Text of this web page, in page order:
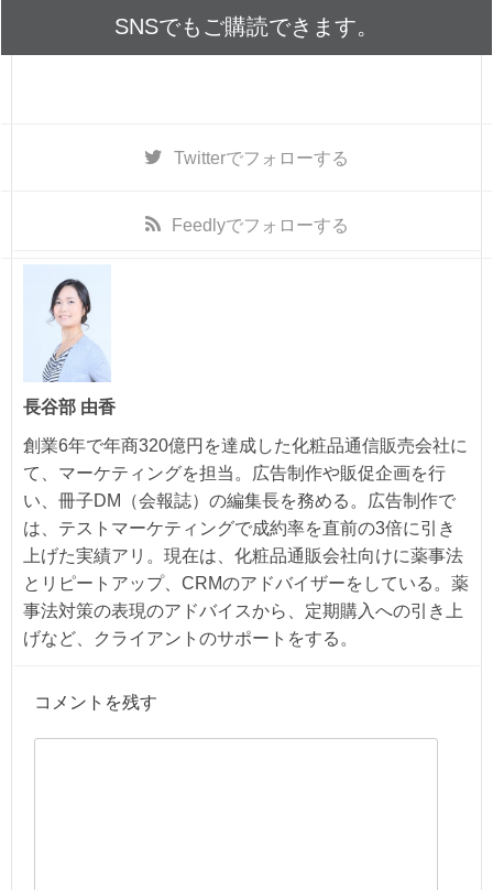
SNSでもご購読できます。
Twitterでフォローする
Feedlyでフォローする
長谷部 由香
創業6年で年商320億円を達成した化粧品通信販売会社に
て、マーケティングを担当。広告制作や販促企画を行
い、冊子DM（会報誌）の編集長を務める。広告制作で
は、テストマーケティングで成約率を直前の3倍に引き
上げた実績アリ。現在は、化粧品通販会社向けに薬事法
とリピートアップ、CRMのアドバイザーをしている。薬
事法対策の表現のアドバイスから、定期購入への引き上
げなど、クライアントのサポートをする。
コメントを残す